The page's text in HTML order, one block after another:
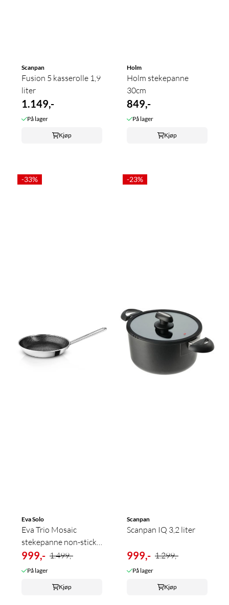
Scanpan
Fusion 5 kasserolle 1,9
liter
1.149,-
På lager
Kjøp
Holm
Holm stekepanne
30cm
849,-
På lager
Kjøp
-33%
Eva Solo
Eva Trio Mosaic
stekepanne non-stick
28 cm
999,- 1.499,-
På lager
Kjøp
-23%
Scanpan
Scanpan IQ 3,2 liter
999,- 1.299,-
På lager
Kjøp